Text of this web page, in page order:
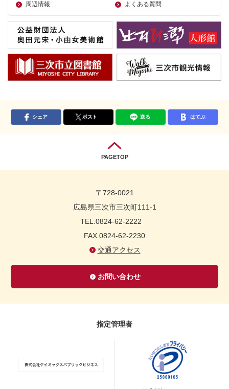
周辺情報
よくある質問
シェア ポスト 送る はてぶ
PAGETOP
〒728-0021
広島県三次市三次町111-1
TEL.0824-62-2222
FAX.0824-62-2230
交通アクセス
お問い合わせ
指定管理者